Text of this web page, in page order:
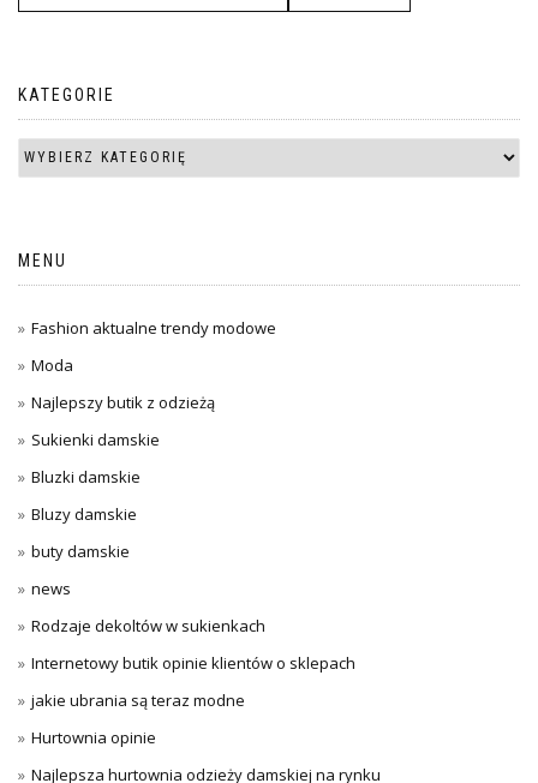
KATEGORIE
MENU
Fashion aktualne trendy modowe
Moda
Najlepszy butik z odzieżą
Sukienki damskie
Bluzki damskie
Bluzy damskie
buty damskie
news
Rodzaje dekoltów w sukienkach
Internetowy butik opinie klientów o sklepach
jakie ubrania są teraz modne
Hurtownia opinie
Najlepsza hurtownia odzieży damskiej na rynku